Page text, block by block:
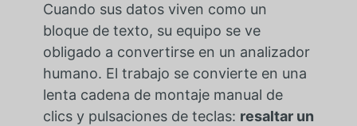
Cuando sus datos viven como un
bloque de texto, su equipo se ve
obligado a convertirse en un analizador
humano. El trabajo se convierte en una
lenta cadena de montaje manual de
clics y pulsaciones de teclas: resaltar un